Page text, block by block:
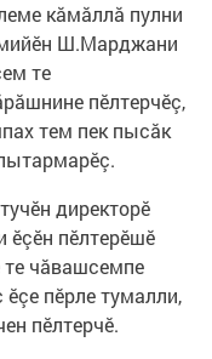
кăмăллă пулни
Ш.Марджани
те
пӗлтерчӗç,
тем пек пысăк
директорӗ
ӗçӗн пӗлтерӗшӗ
чӑвашсемпе
ӗçе пӗрле тумалли,
пӗлтерчӗ.